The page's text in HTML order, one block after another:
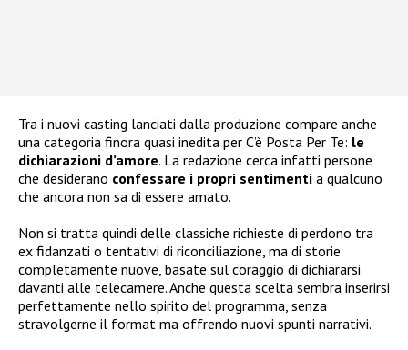
Tra i nuovi casting lanciati dalla produzione compare anche
una categoria finora quasi inedita per C’è Posta Per Te: le
dichiarazioni d’amore. La redazione cerca infatti persone
che desiderano confessare i propri sentimenti a qualcuno
che ancora non sa di essere amato.
Non si tratta quindi delle classiche richieste di perdono tra
ex fidanzati o tentativi di riconciliazione, ma di storie
completamente nuove, basate sul coraggio di dichiararsi
davanti alle telecamere. Anche questa scelta sembra inserirsi
perfettamente nello spirito del programma, senza
stravolgerne il format ma offrendo nuovi spunti narrativi.